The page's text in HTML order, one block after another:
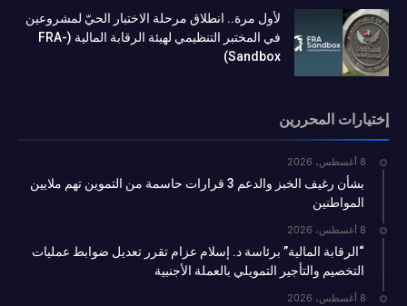
لأول مرة.. انطلاق مرحلة الاختبار الحيّ لمشروعين
في المختبر التنظيمي لهيئة الرقابة المالية (FRA-
Sandbox)
إختيارات المحررين
8 أغسطس، 2026
بشأن رغيف الخبز والدعم 3 قرارات حاسمة من التموين تهم ملايين
المواطنين
8 أغسطس، 2026
“الرقابة المالية” برئاسة د. إسلام عزام تقرر تعديل ضوابط عمليات
التخصيم والتأجير التمويلي بالعملة الأجنبية
8 أغسطس، 2026